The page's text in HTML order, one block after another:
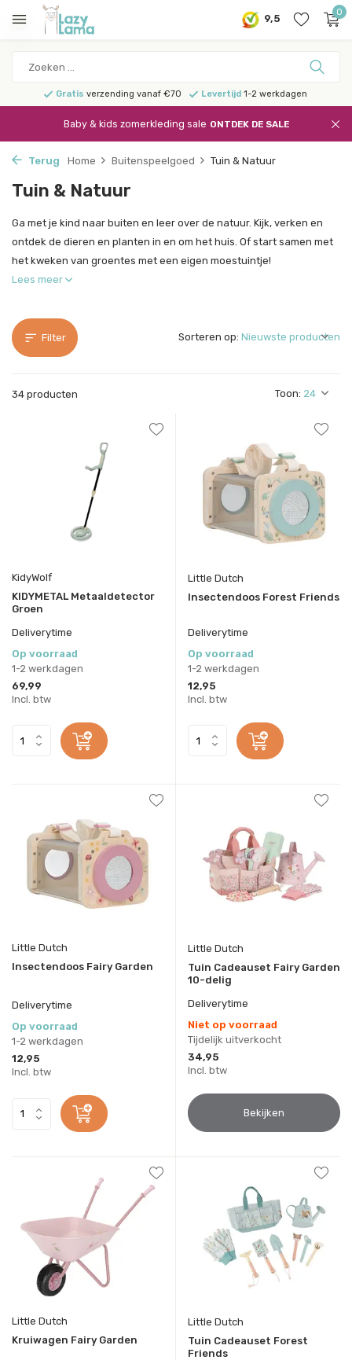
9,5
0
Gratis verzending vanaf €70 Levertijd1-2 werkdagen
Baby & kids zomerkleding sale ONTDEK DE SALE
Terug Home Buitenspeelgoed Tuin & Natuur
Tuin & Natuur
Ga met je kind naar buiten en leer over de natuur. Kijk, verken en
ontdek de dieren en planten in en om het huis. Of start samen met
het kweken van groentes met een eigen moestuintje!
Lees meer
Filter
34 producten Toon:
Sorteren op:
KidyWolf
KIDYMETAL Metaaldetector
Groen
Deliverytime
Op voorraad
1-2 werkdagen
69,99
Incl. btw
Little Dutch
Insectendoos Forest Friends
Deliverytime
Op voorraad
1-2 werkdagen
12,95
Incl. btw
Little Dutch
Insectendoos Fairy Garden
Deliverytime
Op voorraad
1-2 werkdagen
12,95
Incl. btw
Little Dutch
Tuin Cadeauset Fairy Garden
10-delig
Deliverytime
Niet op voorraad
Tijdelijk uitverkocht
34,95
Incl. btw
Bekijken
Little Dutch
Kruiwagen Fairy Garden
Little Dutch
Tuin Cadeauset Forest
Friends